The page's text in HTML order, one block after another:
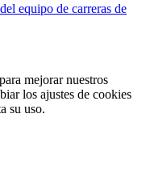
equipo de carreras de
mejorar nuestros
los ajustes de cookies
su uso.